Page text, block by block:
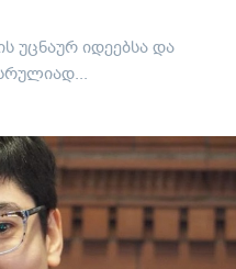
უცნაურ იდეებსა და